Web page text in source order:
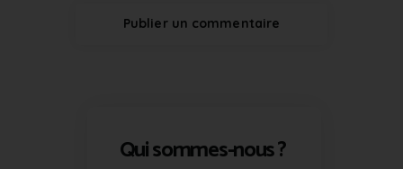
Qui sommes-nous ?